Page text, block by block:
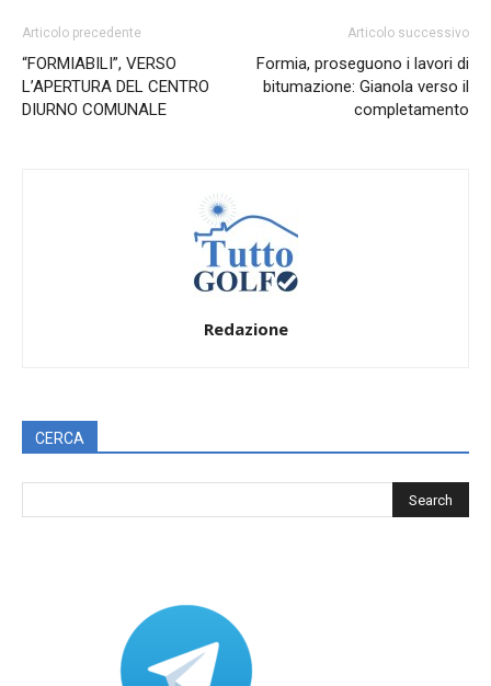
Articolo precedente
“FORMIABILI”, VERSO
L’APERTURA DEL CENTRO
DIURNO COMUNALE
Articolo successivo
Formia, proseguono i lavori di
bitumazione: Gianola verso il
completamento
Redazione
CERCA